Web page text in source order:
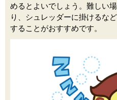
めるとよいでしょう。難しい
り、シュレッダーに掛けるな
することがおすすめです。